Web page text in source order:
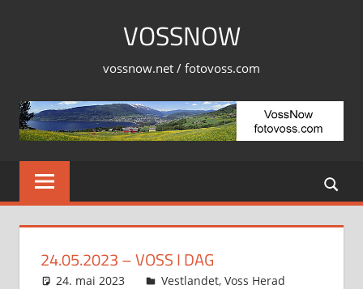
VOSSNOW
vossnow.net / fotovoss.com
24.05.2023 – VOSS I DAG
24. mai 2023 Svein
Vestlandet, Voss Herad